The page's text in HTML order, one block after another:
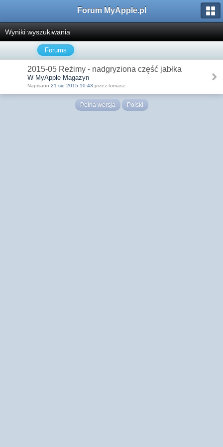
Forum MyApple.pl
Wyniki wyszukiwania
Forums
2015-05 Reżimy - nadgryziona część jabłka
W MyApple Magazyn
Napisano 21 sie 2015 10:43 przez tomasz
Pełna wersja Polski